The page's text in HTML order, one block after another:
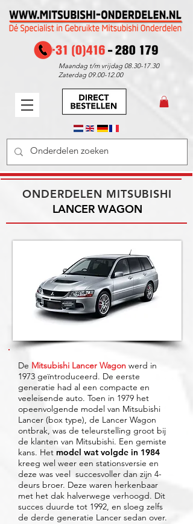
Maandag t/m vrijdag 08.30-17.30
Zaterdag 09.00-12.00
ONDERDELEN MITSUBISHI
LANCER WAGON
De Mitsubishi Lancer Wagon werd in
1973 geïntroduceerd. De eerste
generatie had al een compacte en
veeleisende auto. Toen in 1979 het
opeenvolgende model van Mitsubishi
Lancer (box type), de Lancer Wagon
ontbrak, was de teleurstelling groot bij
de klanten van Mitsubishi. Een gemiste
kans. Het model wat volgde in 1984
kreeg wel weer een stationsversie en
deze was veel succesvoller dan zijn 4-
deurs broer. Deze waren herkenbaar
met het dak halverwege verhoogd. Dit
succes duurde tot 1992, en sloeg zelfs
de derde generatie Lancer sedan over.